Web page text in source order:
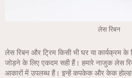
लेस रिबन
लेस रिबन और ट्रिम किसी भी घर या कार्यक्रम
जोड़ने के लिए एकदम सही हैं। हमारे नाजुक लेस
आकारों में उपलब्ध हैं। इन्हें कपकेक और केक